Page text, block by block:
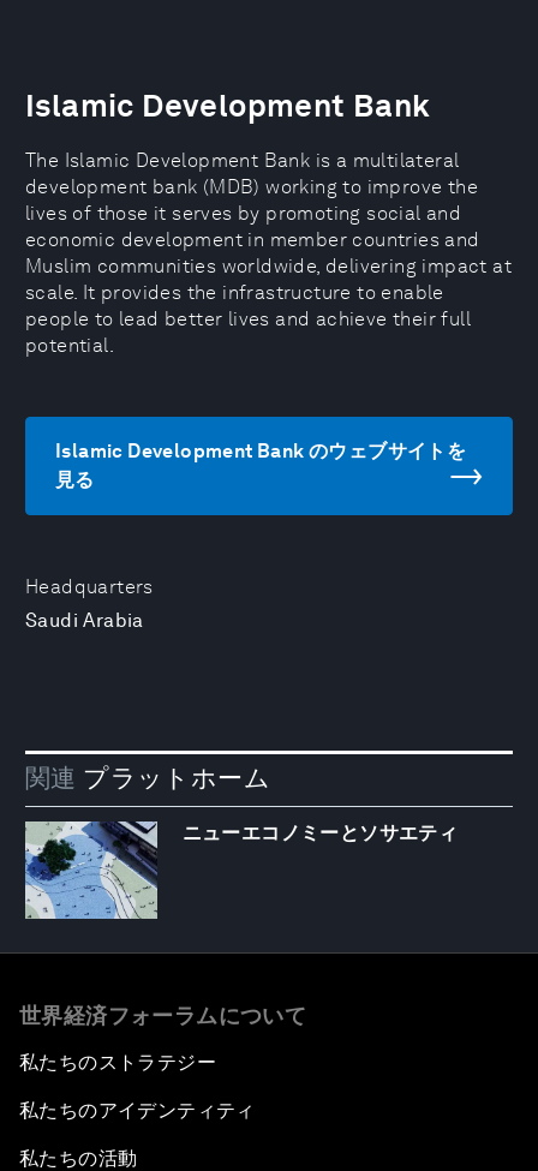
Headquarters
Saudi Arabia
Islamic Development Bank
The Islamic Development Bank is a multilateral
development bank (MDB) working to improve the
lives of those it serves by promoting social and
economic development in member countries and
Muslim communities worldwide, delivering impact at
scale. It provides the infrastructure to enable
people to lead better lives and achieve their full
potential.
Islamic Development Bank のウェブサイトを
見る
関連 プラットホーム
ニューエコノミーとソサエティ
世界経済フォーラムについて
私たちのストラテジー
私たちのアイデンティティ
私たちの活動